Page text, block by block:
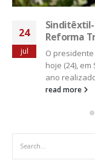
24
jul
Reforma
O presidente
hoje (24),
ano
read more